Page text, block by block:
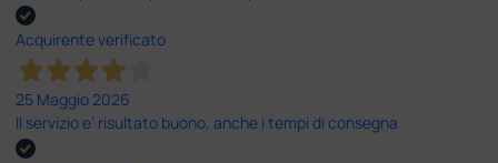
Acquirente verificato
25 Maggio 2026
Il servizio e’ risultato buono, anche i tempi di consegna